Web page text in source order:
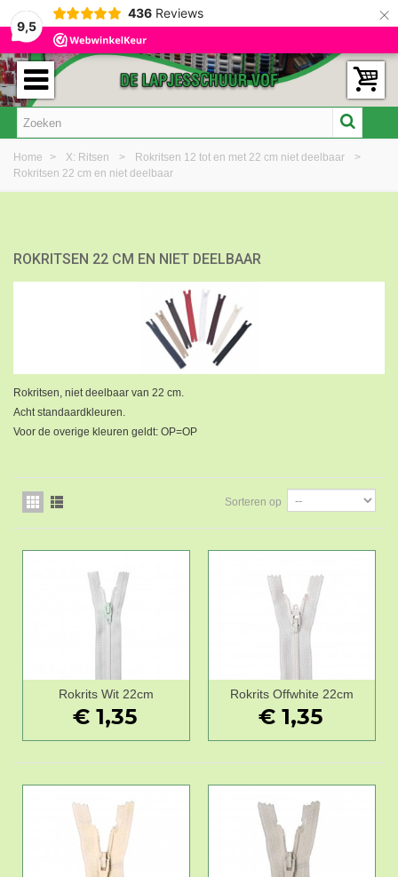
9,5
436 Reviews ×
Home > X: Ritsen > Rokritsen 12 tot en met 22 cm niet deelbaar
>
Rokritsen 22 cm en niet deelbaar
ROKRITSEN 22 CM EN NIET DEELBAAR
Rokritsen, niet deelbaar van 22 cm.
Acht standaardkleuren.
Voor de overige kleuren geldt: OP=OP
Sorteren op
Rokrits Wit 22cm
€ 1,35
Rokrits Offwhite 22cm
€ 1,35